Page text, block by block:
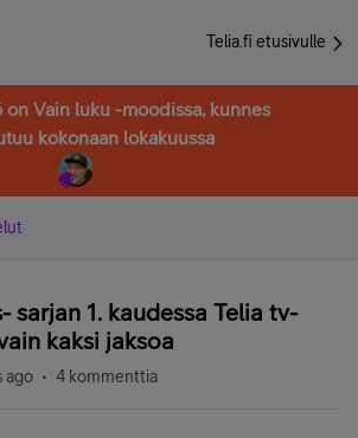
Telia.fi etusivulle
on Vain luku -moodissa, kunnes
kokonaan lokakuussa
sarjan 1. kaudessa Telia tv-
kaksi jaksoa
ago 4 kommenttia